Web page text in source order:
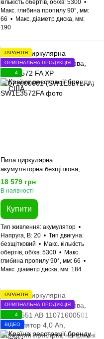
кількість обертів, об/хв 5300
Макс. глибина пропилу 90°, мм
66
Макс. діаметр диска, мм
190
ГАРАНТІЯ
ОРИГІНАЛЬНА ПРОДУКЦІЯ
4
Пила циркулярна
акумуляторна безщіткова,
SKIL 3572 FA XP 11071600601
(SW1E3572FA)
18 579 грн
В наявності
Купити
Тип живлення акумулятор
Напруга, В 20
Тип двигуна
безщітковий
Макс. кількість
обертів, об/хв 5300
Макс.
глибина пропилу 90°, мм 66
Макс. діаметр диска, мм 184
ГАРАНТІЯ
ОРИГІНАЛЬНА ПРОДУКЦІЯ
4
ВІДЕО